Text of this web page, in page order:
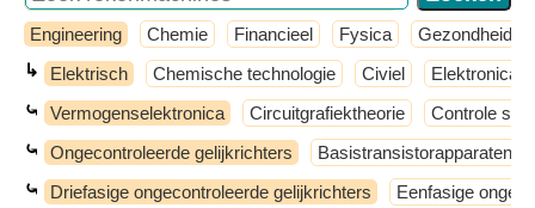
Engineering Chemie Financieel Fysica Gezondheid
↳ Elektrisch Chemische technologie Civiel Elektronica
⤿ Vermogenselektronica Circuitgrafiektheorie Controle
⤿ Ongecontroleerde gelijkrichters Basistransistorapparaten
⤿ Driefasige ongecontroleerde gelijkrichters Eenfasige